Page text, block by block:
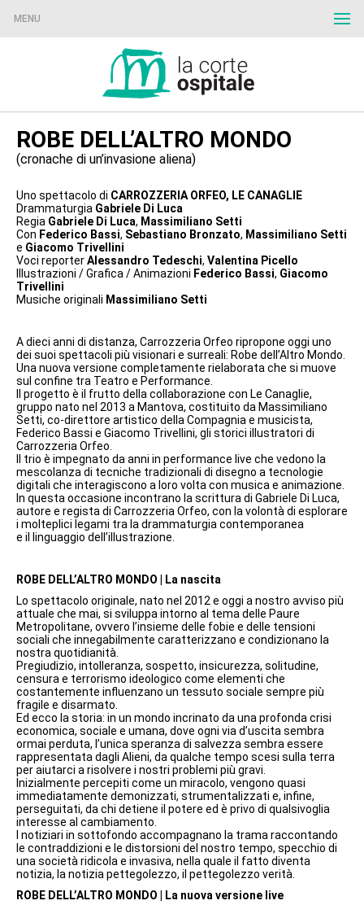
MENU
ROBE DELL’ALTRO MONDO
(cronache di un’invasione aliena)
Uno spettacolo di CARROZZERIA ORFEO, LE CANAGLIE
Drammaturgia Gabriele Di Luca
Regia Gabriele Di Luca, Massimiliano Setti
Con Federico Bassi, Sebastiano Bronzato, Massimiliano Setti
e Giacomo Trivellini
Voci reporterAlessandro Tedeschi, Valentina Picello
Illustrazioni / Grafica / Animazioni Federico Bassi, Giacomo
Trivellini
Musiche originali Massimiliano Setti
A dieci anni di distanza, Carrozzeria Orfeo ripropone oggi uno
dei suoi spettacoli più visionari e surreali: Robe dell’Altro Mondo.
Una nuova versione completamente rielaborata che si muove
sul confine tra Teatro e Performance.
Il progetto è il frutto della collaborazione con Le Canaglie,
gruppo nato nel 2013 a Mantova, costituito da Massimiliano
Setti, co-direttore artistico della Compagnia e musicista,
Federico Bassi e Giacomo Trivellini, gli storici illustratori di
Carrozzeria Orfeo.
Il trio è impegnato da anni in performance live che vedono la
mescolanza di tecniche tradizionali di disegno a tecnologie
digitali che interagiscono a loro volta con musica e animazione.
In questa occasione incontrano la scrittura di Gabriele Di Luca,
autore e regista di Carrozzeria Orfeo, con la volontà di esplorare
i molteplici legami tra la drammaturgia contemporanea
e il linguaggio dell’illustrazione.
ROBE DELL’ALTRO MONDO | La nascita
Lo spettacolo originale, nato nel 2012 e oggi a nostro avviso più
attuale che mai, si sviluppa intorno al tema delle Paure
Metropolitane, ovvero l’insieme delle fobie e delle tensioni
sociali che innegabilmente caratterizzano e condizionano la
nostra quotidianità.
Pregiudizio, intolleranza, sospetto, insicurezza, solitudine,
censura e terrorismo ideologico come elementi che
costantemente influenzano un tessuto sociale sempre più
fragile e disarmato.
Ed ecco la storia: in un mondo incrinato da una profonda crisi
economica, sociale e umana, dove ogni via d’uscita sembra
ormai perduta, l’unica speranza di salvezza sembra essere
rappresentata dagli Alieni, da qualche tempo scesi sulla terra
per aiutarci a risolvere i nostri problemi più gravi.
Inizialmente percepiti come un miracolo, vengono quasi
immediatamente demonizzati, strumentalizzati e, infine,
perseguitati, da chi detiene il potere ed è privo di qualsivoglia
interesse al cambiamento.
I notiziari in sottofondo accompagnano la trama raccontando
le contraddizioni e le distorsioni del nostro tempo, specchio di
una società ridicola e invasiva, nella quale il fatto diventa
notizia, la notizia pettegolezzo, il pettegolezzo verità.
ROBE DELL’ALTRO MONDO | La nuova versione live